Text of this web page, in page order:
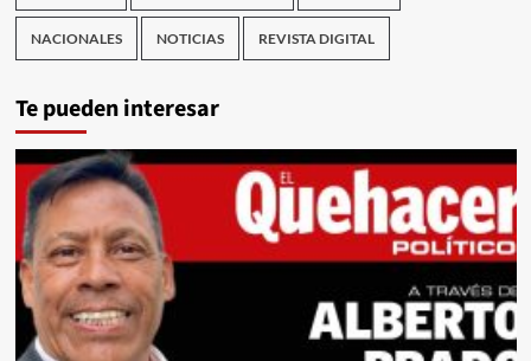
NACIONALES NOTICIAS REVISTA DIGITAL
Te pueden interesar